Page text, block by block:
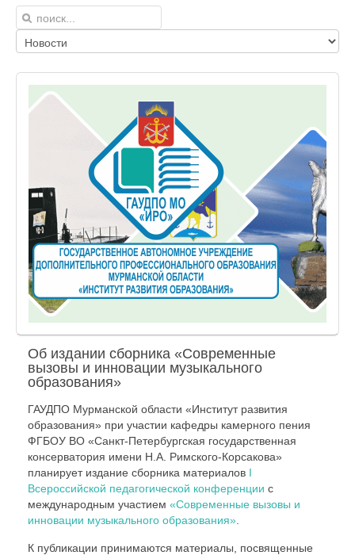
Об издании сборника «Современные
вызовы и инновации музыкального
образования»
ГАУДПО Мурманской области «Институт развития
образования» при участии кафедры камерного пения
ФГБОУ ВО «Санкт-Петербургская государственная
консерватория имени Н.А. Римского-Корсакова»
планирует издание сборника материалов I
Всероссийской педагогической конференции с
международным участием «Современные вызовы и
инновации музыкального образования»
К публикации принимаются материалы, посвященные